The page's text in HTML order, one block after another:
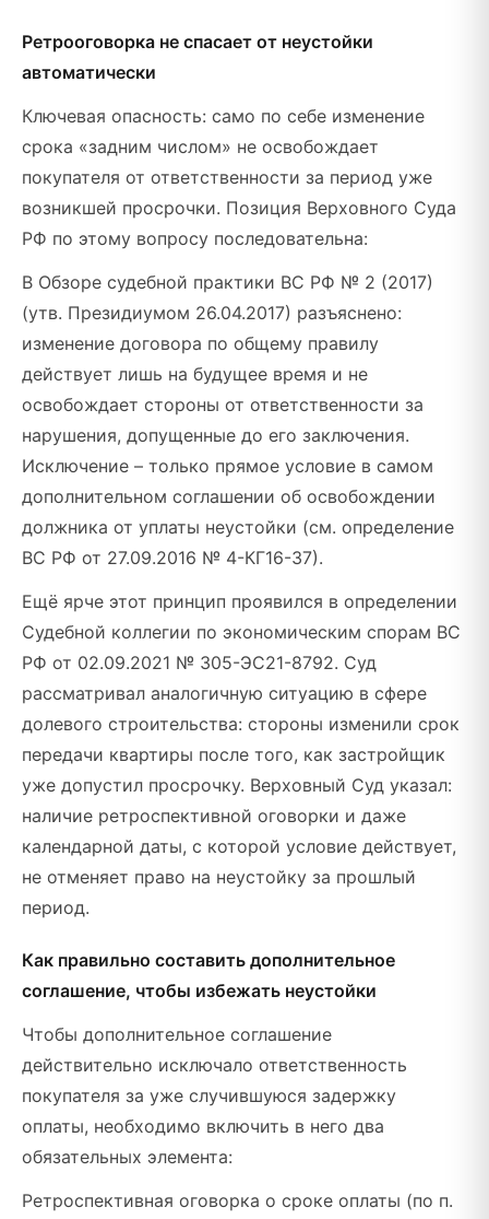
Ретрооговорка не спасает от неустойки
автоматически
Ключевая опасность: само по себе изменение
срока «задним числом» не освобождает
покупателя от ответственности за период уже
возникшей просрочки. Позиция Верховного Суда
РФ по этому вопросу последовательна:
В Обзоре судебной практики ВС РФ № 2 (2017)
(утв. Президиумом 26.04.2017) разъяснено:
изменение договора по общему правилу
действует лишь на будущее время и не
освобождает стороны от ответственности за
нарушения, допущенные до его заключения.
Исключение – только прямое условие в самом
дополнительном соглашении об освобождении
должника от уплаты неустойки (см. определение
ВС РФ от 27.09.2016 № 4-КГ16-37).
Ещё ярче этот принцип проявился в определении
Судебной коллегии по экономическим спорам ВС
РФ от 02.09.2021 № 305-ЭС21-8792. Суд
рассматривал аналогичную ситуацию в сфере
долевого строительства: стороны изменили срок
передачи квартиры после того, как застройщик
уже допустил просрочку. Верховный Суд указал:
наличие ретроспективной оговорки и даже
календарной даты, с которой условие действует,
не отменяет право на неустойку за прошлый
период.
Как правильно составить дополнительное
соглашение, чтобы избежать неустойки
Чтобы дополнительное соглашение
действительно исключало ответственность
покупателя за уже случившуюся задержку
оплаты, необходимо включить в него два
обязательных элемента:
Ретроспективная оговорка о сроке оплаты (по п.